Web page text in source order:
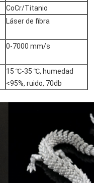
CoCr/Titanio
Láser de fibra
0-7000 mm/s
15 ℃-35 ℃, humedad
<95%, ruido, 70db